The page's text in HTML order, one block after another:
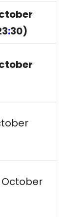
:30)
October